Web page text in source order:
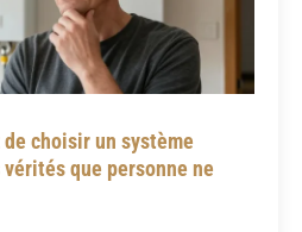
choisir un système
vérités que personne ne